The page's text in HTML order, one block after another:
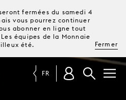
fermées du samedi 4
vous pourrez continuer
abonner en ligne tout
équipes de la Monnaie
été.
Fermer
FR